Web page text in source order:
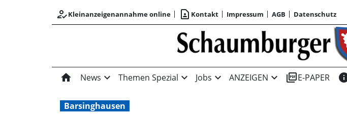
how_to_regKleinanzeigenannahme online contact_page Kontakt Impressum AGB Datenschutz
home News expand_more Themen Spezial expand_more Jobs expand_more ANZEIGEN expand_more picture_as_pdfE-PAPER
Barsinghausen